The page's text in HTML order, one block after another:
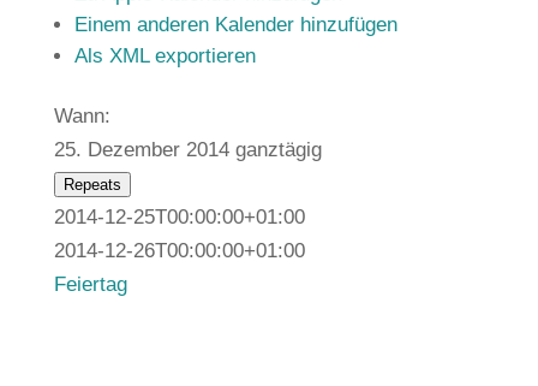
Einem anderen Kalender hinzufügen
Als XML exportieren
Wann:
25. Dezember 2014 ganztägig
Repeats
2014-12-25T00:00:00+01:00
2014-12-26T00:00:00+01:00
Feiertag